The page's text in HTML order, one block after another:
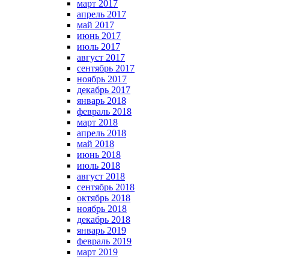
март 2017
апрель 2017
май 2017
июнь 2017
июль 2017
август 2017
сентябрь 2017
ноябрь 2017
декабрь 2017
январь 2018
февраль 2018
март 2018
апрель 2018
май 2018
июнь 2018
июль 2018
август 2018
сентябрь 2018
октябрь 2018
ноябрь 2018
декабрь 2018
январь 2019
февраль 2019
март 2019